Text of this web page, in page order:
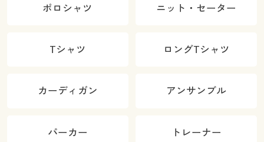
ポロシャツ ニット・セーター
Tシャツ ロングTシャツ
カーディガン アンサンブル
パーカー トレーナー